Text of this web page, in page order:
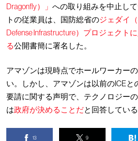
Dragonfly）」への取り組みを中止し
トの従業員は、国防総省のジェダイ
Defense Infrastructure）プロジェクト
る公開書簡に署名した。
アマゾンは現時点でホールワーカー
い。しかし、アマゾンは以前のICEと
要請に関する声明で、テクノロジー
は政府が決めることだと回答している
13 9